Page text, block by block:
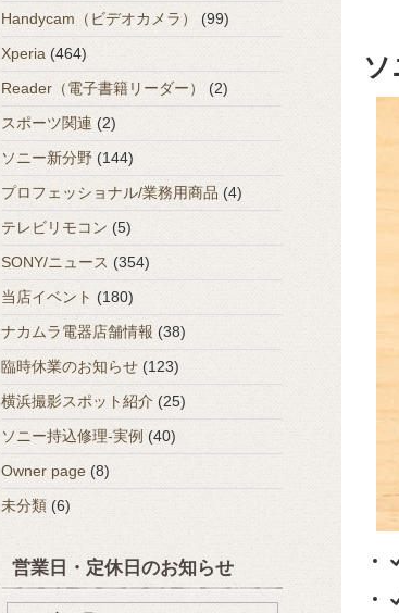
Handycam（ビデオカメラ）
(99)
Xperia (464)
Reader（電子書籍リーダー）
(2)
スポーツ関連 (2)
ソニー新分野 (144)
プロフェッショナル/業務用商品 (4)
テレビリモコン (5)
SONY/ニュース (354)
当店イベント (180)
ナカムラ電器店舗情報 (38)
臨時休業のお知らせ (123)
横浜撮影スポット紹介 (25)
ソニー持込修理-実例 (40)
Owner page (8)
未分類 (6)
営業日・定休日のお知らせ